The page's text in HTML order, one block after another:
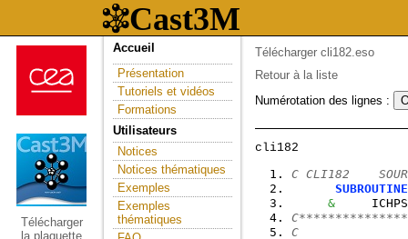
Télécharger
la plaquette
Accueil
Présentation
Tutoriels et vidéos
Formations
Utilisateurs
Notices
Notices thématiques
Exemples
Exemples
thématiques
Télécharger cli182.eso
Retour à la liste
Numérotation des lignes :
C CLI182
SUBROUTINE
&
C